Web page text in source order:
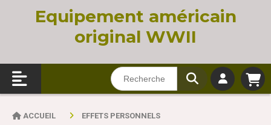
Equipement américain
original WWII
ACCUEIL
EFFETS PERSONNELS